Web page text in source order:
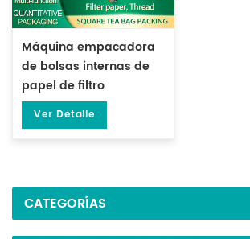
Máquina empacadora
de bolsas internas de
papel de filtro
cuadrado con sellado
lateral multifunción de 3
Ver Detalle
CATEGORÍAS